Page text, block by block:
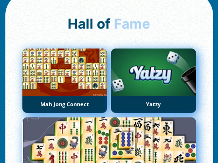
Hall of Fame
Mah Jong Connect Yatzy